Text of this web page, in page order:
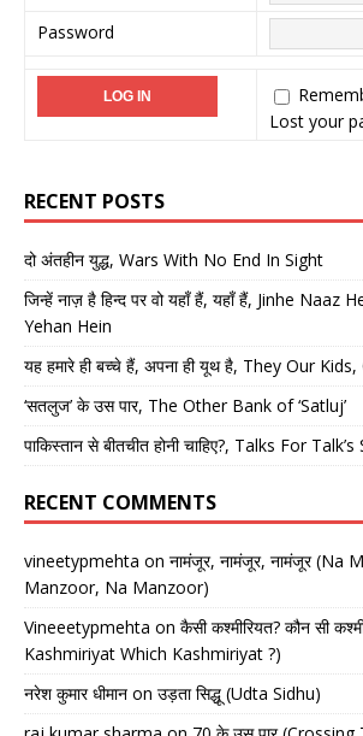
Password
Lost your
RECENT POSTS
दो अंतहीन युद्ध, Wars With No End In Sight
जिन्हें नाज़ है हिन्द पर वो यहाँ हैं, यहाँ हैं, Jinhe Naaz
Yehan Hein
यह हमारे ही बच्चे हैं, अपना ही यूथ है, They Our
‘सतलुज’ के उस पार, The Other Bank of ‘Satluj’
पाकिस्तान से बीतचीत होनी चाहिए?, Talks For
RECENT COMMENTS
vineetypmehta on नामंजूर, नामंजूर, नामंजूर (Na
Manzoor, Na Manzoor)
Vineeetypmehta on कैसी कश्मीरियत? कौन सी
Kashmiriyat Which Kashmiriyat ?)
नरेश कुमार धीमान on उड़ता सिद्धू (Udta Sidhu)